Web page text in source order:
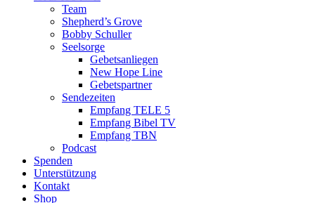
Team
Shepherd’s Grove
Bobby Schuller
Seelsorge
Gebetsanliegen
New Hope Line
Gebetspartner
Sendezeiten
Empfang TELE 5
Empfang Bibel TV
Empfang TBN
Podcast
Spenden
Unterstützung
Kontakt
Shop